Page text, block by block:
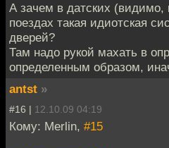
А зачем в датских (видимо,
поездах такая идиотская
дверей?
Там надо рукой махать в
определенным образом,
antst »
#16 | 12.10.09 04:19
Кому: Merlin, #15